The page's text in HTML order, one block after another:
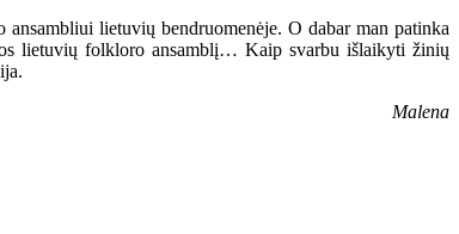
lietuvių bendruomenėje. O dabar man patinka
lietuvių folkloro ansamblį… Kaip svarbu išlaikyti žinių
Malena